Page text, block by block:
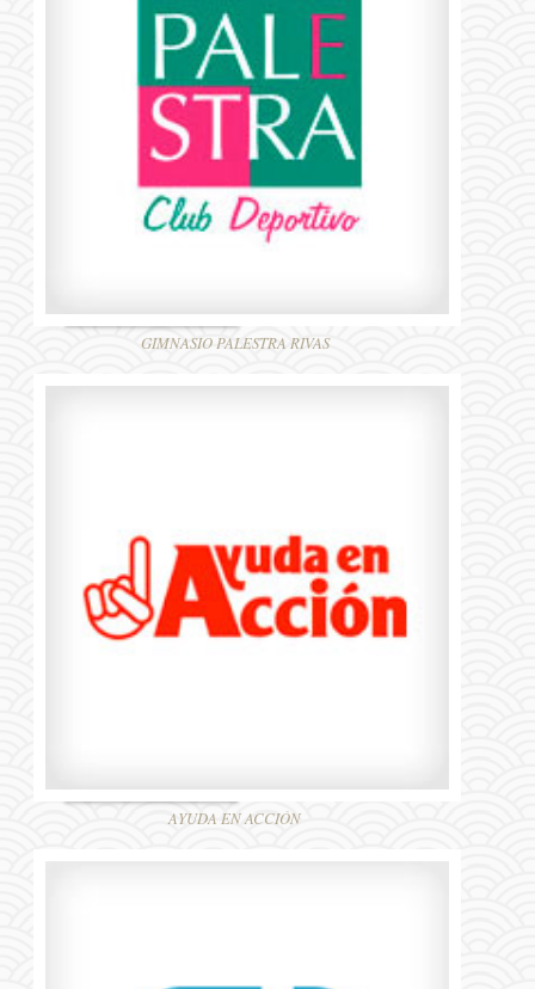
GIMNASIO PALESTRA RIVAS
AYUDA EN ACCIÓN